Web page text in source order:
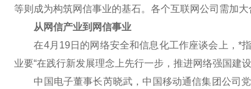
等则成为构筑网信事业的基石。各个互联网公司需加
从网信产业到网信事业
在4月19日的网络安全和信息化工作座谈会上，*指
业要“在践行新发展理念上先行一步，推进网络强国建
中国电子董事长芮晓武，中国移动通信集团公司党